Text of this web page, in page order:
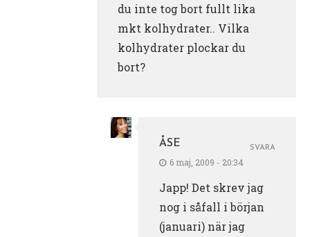
du inte tog bort fullt lika
mkt kolhydrater.. Vilka
kolhydrater plockar du
bort?
ÅSE
6 maj, 2009 - 20:34
Japp! Det skrev jag
nog i såfall i början
(januari) när jag
SVARA